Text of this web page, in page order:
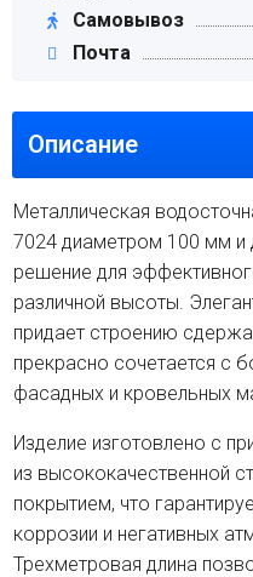
Самовывоз
Почта
Описание
Металлическая
7024 диаметром 100 мм и
решение для
различной высоты.
придает строению
прекрасно сочетается с
фасадных и кровельных
Изделие изготовлено с
из высококачественной
покрытием, что
коррозии и негативных
Трехметровая длина